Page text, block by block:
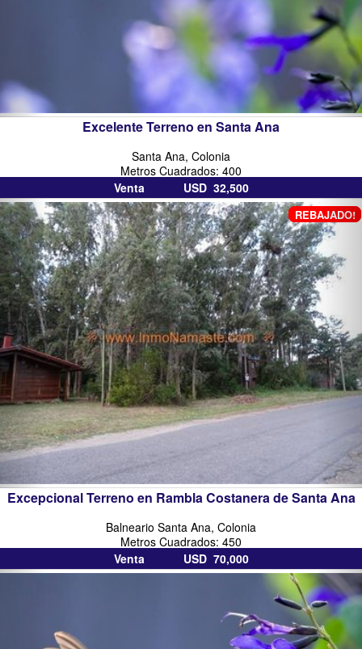
Excelente Terreno en Santa Ana
Santa Ana, Colonia
Metros Cuadrados: 400
Venta USD 32,500
REBAJADO!
inmobiliarias
en
colonia
del
sacramento
Excepcional Terreno en Rambla Costanera de Santa Ana
Balneario Santa Ana, Colonia
Metros Cuadrados: 450
Venta USD 70,000
inmobiliarias